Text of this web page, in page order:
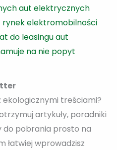
aut elektrycznych
rynek elektromobilności
do leasingu aut
na nie popyt
treściami?
artykuły, poradniki
do pobrania prosto na
łatwiej wprowadzisz